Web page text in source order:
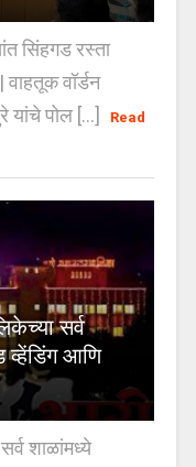
सिंहगड रस्ता
वाहतूक वॉर्डन
यांचे पोल [...]
Read
सर्व
व्हेंडिंग आणि
शाळांमध्ये